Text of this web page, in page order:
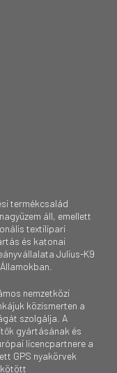
termékcsalád
áll, emellett
textilipari
és katonai
Julius-K9
nemzetközi
közismerten a
szolgálja. A
gyártásának és
licencpartnere a
GPS nyakörvek